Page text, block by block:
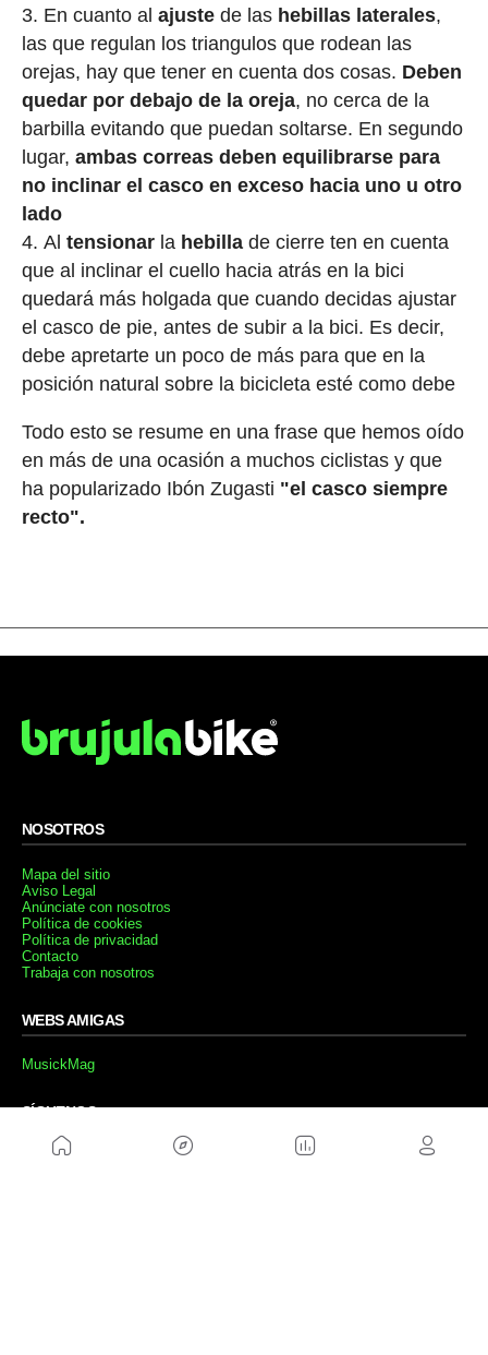
En cuanto al ajustede las hebillas laterales,
las que regulan los triangulos que rodean las
orejas, hay que tener en cuenta dos cosas. Deben
quedar por debajo de la oreja, no cerca de la
barbilla evitando que puedan soltarse. En segundo
lugar, ambas correas deben equilibrarse para
no inclinar el casco en exceso hacia uno u otro
lado
Al tensionarla hebillade cierre ten en cuenta
que al inclinar el cuello hacia atrás en la bici
quedará más holgada que cuando decidas ajustar
el casco de pie, antes de subir a la bici. Es decir,
debe apretarte un poco de más para que en la
posición natural sobre la bicicleta esté como debe
Todo esto se resume en una frase que hemos oído
en más de una ocasión a muchos ciclistas y que
ha popularizado Ibón Zugasti "el casco siempre
recto".
NOSOTROS
Mapa del sitio
Aviso Legal
Anúnciate con nosotros
Política de cookies
Política de privacidad
Contacto
Trabaja con nosotros
WEBS AMIGAS
MusickMag
SÍGUENOS
Suscríbete a nuestro newsletter